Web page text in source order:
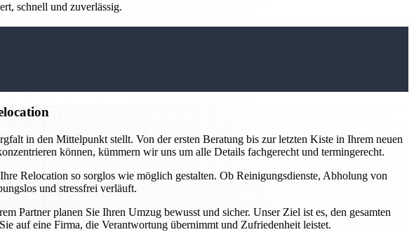
schnell und zuverlässig.
in den Mittelpunkt stellt. Von der ersten Beratung bis zur letzten Kiste in Ihrem neuen
können, kümmern wir uns um alle Details fachgerecht und termingerecht.
Relocation so sorglos wie möglich gestalten. Ob Reinigungsdienste, Abholung von
und stressfrei verläuft.
Partner planen Sie Ihren Umzug bewusst und sicher. Unser Ziel ist es, den gesamten
auf eine Firma, die Verantwortung übernimmt und Zufriedenheit leistet.